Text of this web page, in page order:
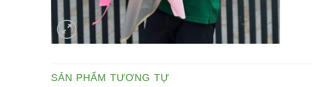
SẢN PHẨM TƯƠNG TỰ